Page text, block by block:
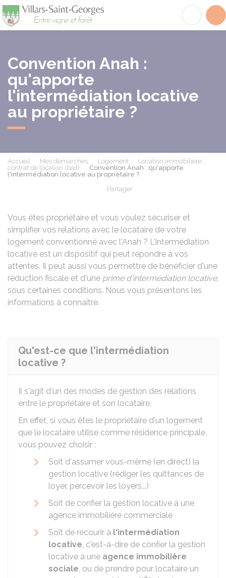
Convention Anah :
qu'apporte
l'intermédiation locative
au propriétaire ?
Accueil Mes démarches Logement
Location immobilière :
contrat de location (bail)
Convention Anah : qu'apporte
l'intermédiation locative au propriétaire ?
Partager
Vous êtes propriétaire et vous voulez sécuriser et
simplifier vos relations avec le locataire de votre
logement conventionné avec l'Anah ? L'intermédiation
locative est un dispositif qui peut répondre à vos
attentes. Il peut aussi vous permettre de bénéficier d'une
réduction fiscale et d'une prime d'intermédiation locative,
sous certaines conditions. Nous vous présentons les
informations à connaître.
Qu'est-ce que l'intermédiation
locative ?
Il s'agit d'un des modes de gestion des relations
entre le propriétaire et son locataire.
En effet, si vous êtes le propriétaire d'un logement
que le locataire utilise comme résidence principale,
vous pouvez choisir :
Soit d'assumer vous-même (en direct) la
gestion locative (rédiger les quittances de
loyer, percevoir les loyers...)
Soit de confier la gestion locative à une
agence immobilière commerciale
Soit de recourir à l'intermédiation
locative, c'est-à-dire de confier la gestion
locative à une agence immobilière
sociale, ou de prendre pour locataire un